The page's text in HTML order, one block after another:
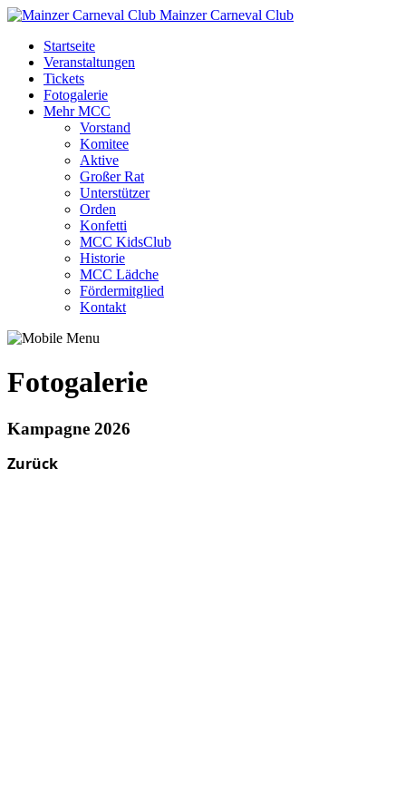
Mainzer Carneval Club
Startseite
Veranstaltungen
Tickets
Fotogalerie
Mehr MCC
Vorstand
Komitee
Aktive
Großer Rat
Unterstützer
Orden
Konfetti
MCC KidsClub
Historie
MCC Lädche
Fördermitglied
Kontakt
Fotogalerie
Kampagne 2026
Zurück